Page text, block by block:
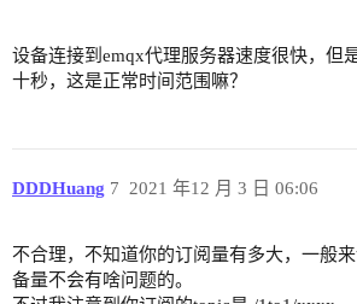
设备连接到emqx代理服务器速度很快，但
十秒，这是正常时间范围嘛？
DDDHuang 2021 年12 月 3 日 06:06
7
不合理，不知道你的订阅量有多大，一般
备量不会有啥问题的。